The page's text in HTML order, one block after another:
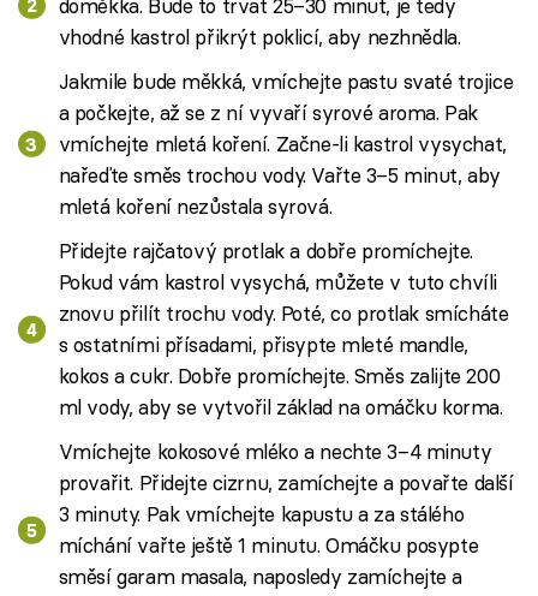
vhodné kastrol přikrýt poklicí, aby nezhnědla.
Jakmile bude měkká, vmíchejte pastu svaté trojice
a počkejte, až se z ní vyvaří syrové aroma. Pak
vmíchejte mletá koření. Začne-li kastrol vysychat,
nařeďte směs trochou vody. Vařte 3–5 minut, aby
mletá koření nezůstala syrová.
Přidejte rajčatový protlak a dobře promíchejte.
Pokud vám kastrol vysychá, můžete v tuto chvíli
znovu přilít trochu vody. Poté, co protlak smícháte
s ostatními přísadami, přisypte mleté mandle,
kokos a cukr. Dobře promíchejte. Směs zalijte 200
ml vody, aby se vytvořil základ na omáčku korma.
Vmíchejte kokosové mléko a nechte 3–4 minuty
provařit. Přidejte cizrnu, zamíchejte a povařte další
3 minuty. Pak vmíchejte kapustu a za stálého
míchání vařte ještě 1 minutu. Omáčku posypte
směsí garam masala, naposledy zamíchejte a